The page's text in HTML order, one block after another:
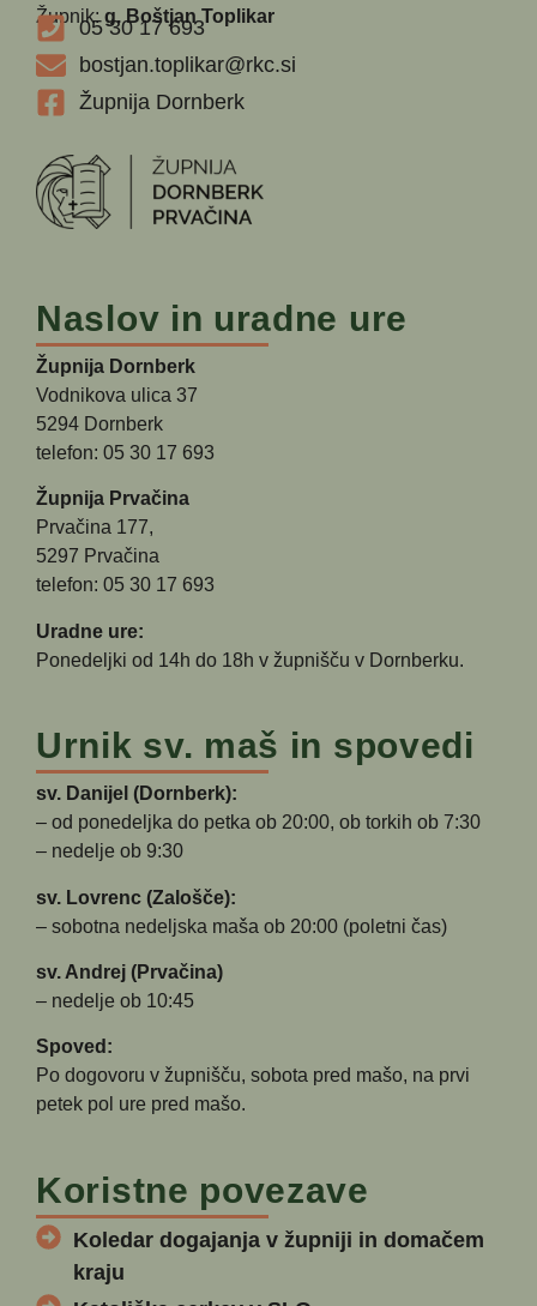
Župnik:g. Boštjan Toplikar
05 30 17 693
bostjan.toplikar@rkc.si
Župnija Dornberk
Naslov in uradne ure
Župnija Dornberk
Vodnikova ulica 37
5294 Dornberk
telefon: 05 30 17 693
Župnija Prvačina
Prvačina 177,
5297 Prvačina
telefon: 05 30 17 693
Uradne ure:
Ponedeljki od 14h do 18h v župnišču v Dornberku.
Urnik sv. maš in spovedi
sv. Danijel (Dornberk):
– od ponedeljka do petka ob 20:00, ob torkih ob 7:30
– nedelje ob 9:30
sv. Lovrenc (Zalošče):
– sobotna nedeljska maša ob 20:00 (poletni čas)
sv. Andrej (Prvačina)
– nedelje ob 10:45
Spoved:
Po dogovoru v župnišču, sobota pred mašo, na prvi
petek pol ure pred mašo.
Koristne povezave
Koledar dogajanja v župniji in domačem
kraju